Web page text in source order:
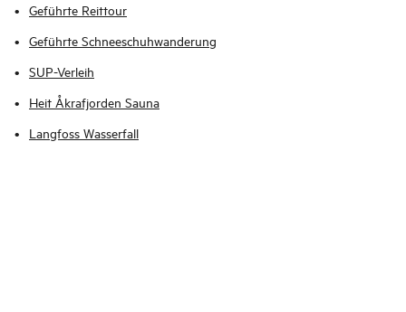
Geführte Reittour
Geführte Schneeschuhwanderung
SUP-Verleih
Heit Åkrafjorden Sauna
Langfoss Wasserfall